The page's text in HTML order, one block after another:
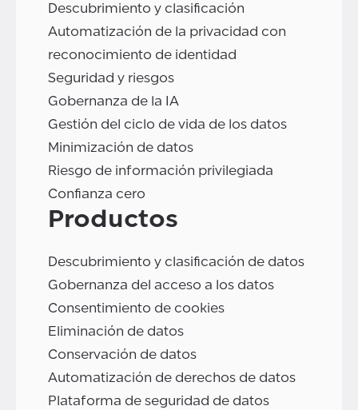
Descubrimiento y clasificación
Automatización de la privacidad con
reconocimiento de identidad
Seguridad y riesgos
Gobernanza de la IA
Gestión del ciclo de vida de los datos
Minimización de datos
Riesgo de información privilegiada
Confianza cero
Productos
Descubrimiento y clasificación de datos
Gobernanza del acceso a los datos
Consentimiento de cookies
Eliminación de datos
Conservación de datos
Automatización de derechos de datos
Plataforma de seguridad de datos